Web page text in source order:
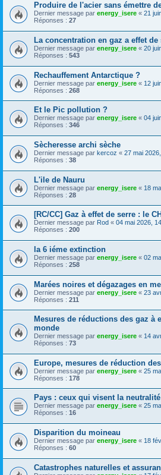
Produire de l'acier sans émettre
Dernier message par energy_isere « 21
Réponses : 27
La concentration en gaz a effet
Dernier message par energy_isere « 20
Réponses : 543
Rechauffement Antarctique ?
Dernier message par energy_isere « 12
Réponses : 268
Et le Pic pollution ?
Dernier message par energy_isere « 04
Réponses : 346
Sècheresse archi sèche
Dernier message par kercoz « 27 mai
Réponses : 38
L'ile de Nauru
Dernier message par energy_isere « 18
Réponses : 28
[RC/CC] Gaz à effet de serre : le
Dernier message par Rod « 04 mai 2026,
Réponses : 200
la 6 iéme extinction
Dernier message par energy_isere « 02
Réponses : 258
Marées noires et dégazages en
Dernier message par energy_isere « 23
Réponses : 211
Mesures de réductions des gaz à
monde
Dernier message par energy_isere « 14
Réponses : 73
Europe, mesures de réduction
Dernier message par energy_isere « 25
Réponses : 178
Pays : ceux qui visent la
Dernier message par energy_isere « 25
Réponses : 16
Disparition du moineau
Dernier message par energy_isere « 18
Réponses : 60
Catastrophes naturelles et